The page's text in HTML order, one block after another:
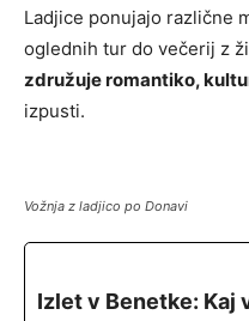
Ladjice ponujajo različne
oglednih tur do večerij z
združuje romantiko,
izpusti.
Vožnja z ladjico po Donavi
Izlet v Benetke: Kaj